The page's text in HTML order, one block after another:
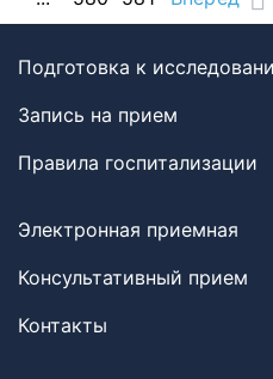
Подготовка к
Запись на прием
Правила госпитализации
Электронная приемная
Консультативный прием
Контакты